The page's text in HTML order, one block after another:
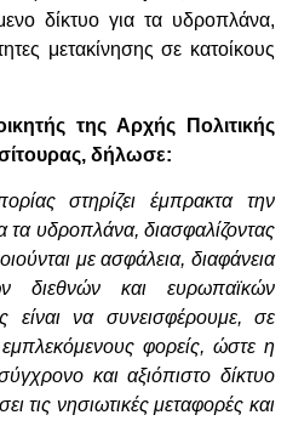
δίκτυο για τα υδροπλάνα,
μετακίνησης σε κατοίκους
της Αρχής Πολιτικής
δήλωσε:
στηρίζει έμπρακτα την
τα υδροπλάνα, διασφαλίζοντας
με ασφάλεια, διαφάνεια
διεθνών και ευρωπαϊκών
είναι να συνεισφέρουμε, σε
φορείς, ώστε η
και αξιόπιστο δίκτυο
τις νησιωτικές μεταφορές και